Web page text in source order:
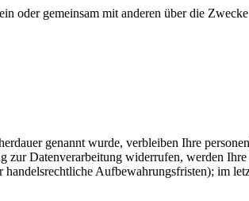
oder gemeinsam mit anderen über die
genannt wurde, verbleiben Ihre
zur Datenverarbeitung widerrufen, werden
handelsrechtliche Aufbewahrungsfristen); im